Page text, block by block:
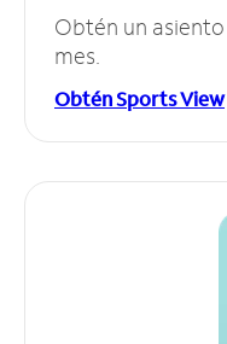
Obtén un
mes.
Obtén Sports View